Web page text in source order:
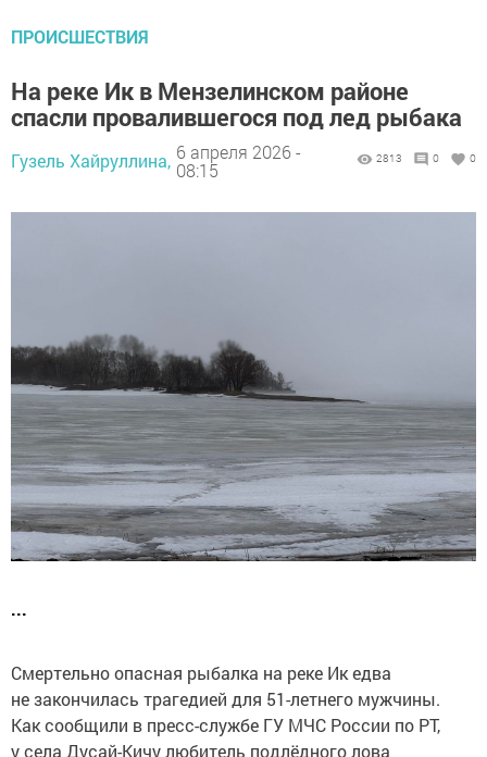
ПРОИСШЕСТВИЯ
На реке Ик в Мензелинском районе
спасли провалившегося под лед рыбака ‎ ‎
Гузель Хайруллина, 6 апреля 2026 -
08:15
2813 0 0
...
Смертельно опасная рыбалка на реке Ик едва
не закончилась трагедией для 51-летнего мужчины.
Как сообщили в пресс-службе ГУ МЧС России по РТ,
у села Дусай-Кичу любитель подлёдного лова